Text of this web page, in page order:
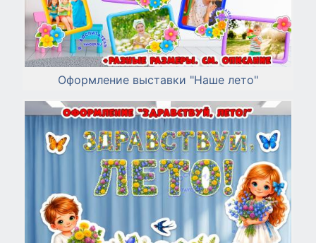
Оформление выставки "Наше лето"